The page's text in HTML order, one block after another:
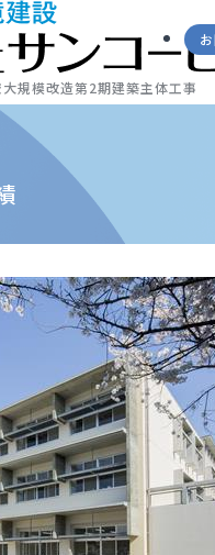
規模改造第2期建築主体工事